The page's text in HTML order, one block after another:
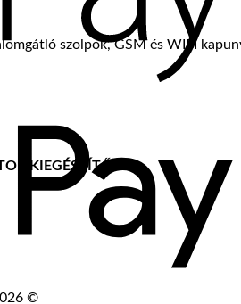
szolpok, GSM és WIFI
KIEGÉSZÍTŐK
©